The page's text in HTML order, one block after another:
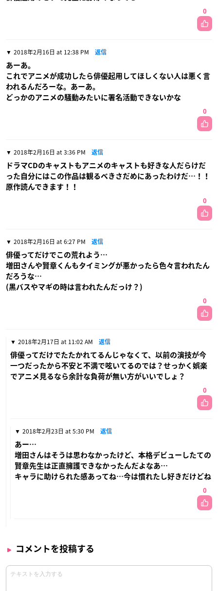
0
2018年2月16日 at 12:38 PM 返信
あーあ。
これでアニメが成功したら俳優起用してほしくない人は悪く言
われるんだろーな。あーあ。
どっかのアニメの騒動みたいに署名活動できないかな
0
2018年2月16日 at 3:36 PM 返信
ドラマCDのキャストもアニメのキャストも好きな人だらけだ
った自分にはこの作品は観るべきさだめにあったわけだ…！！
原作読んできます！！
0
2018年2月16日 at 6:27 PM 返信
俳優ってだけでこの荒れよう…
増田さんや賢章くんもタイミングが悪かったら色々言われたん
だろうな…
(黒バスやマギの時は言われたんだっけ？)
0
2018年2月17日 at 11:02 AM 返信
俳優ってだけでたたかれてるんじゃなくて、以前の演技が今
一つだったから不安と不満で呟いてるのでは？せっかく娯楽
でアニメ見るなら余計な負荷が無い方がいいでしょ？
0
2018年2月23日 at 5:30 PM 返信
あー…
増田さんはそうは思わなかったけど、本格デビューしたての
賢章先生は正直擁護できなかったんだよなあ…
キャラに助けられた感あってね…今は慣れたし好きだけどね
0
コメントを投稿する